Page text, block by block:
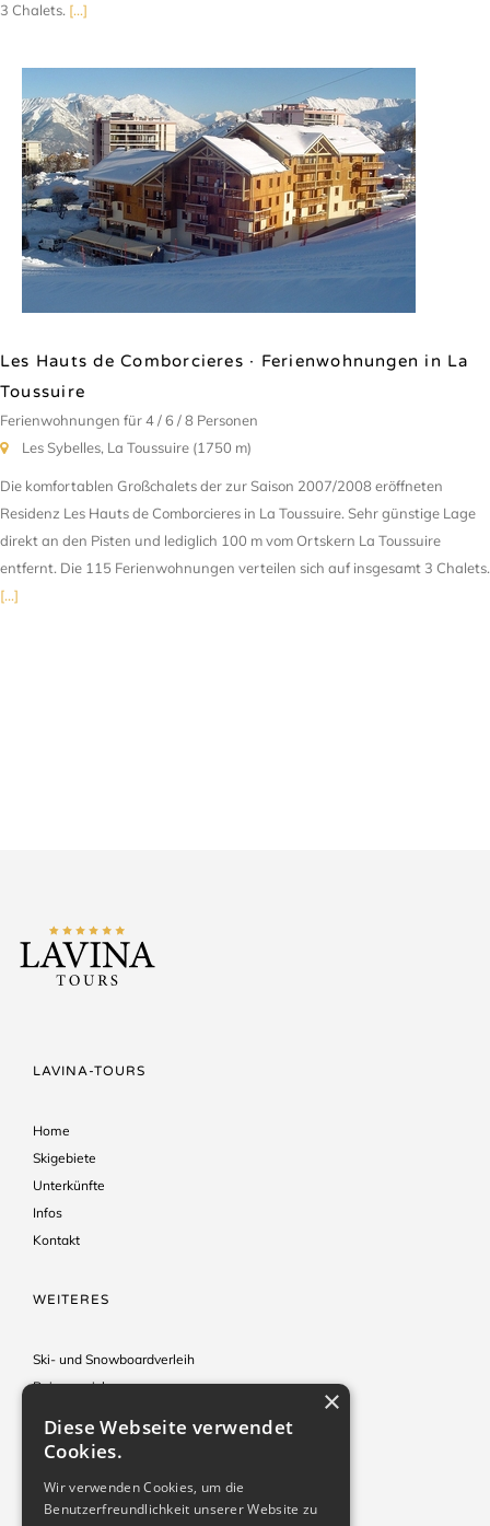
3 Chalets. [...]
Les Hauts de Comborcieres · Ferienwohnungen in La
Toussuire
Ferienwohnungen für 4 / 6 / 8 Personen
Les Sybelles, La Toussuire (1750 m)
Die komfortablen Großchalets der zur Saison 2007/2008 eröffneten
Residenz Les Hauts de Comborcieres in La Toussuire. Sehr günstige Lage
direkt an den Pisten und lediglich 100 m vom Ortskern La Toussuire
entfernt. Die 115 Ferienwohnungen verteilen sich auf insgesamt 3 Chalets.
[...]
LAVINA-TOURS
Home
Skigebiete
Unterkünfte
Infos
Kontakt
WEITERES
Ski- und Snowboardverleih
Reiseversicherung
Reisebedingungen
×
Diese Webseite verwendet
Cookies.
Wir verwenden Cookies, um die
Benutzerfreundlichkeit unserer Website zu